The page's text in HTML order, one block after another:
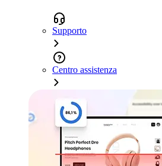
Supporto
Centro assistenza